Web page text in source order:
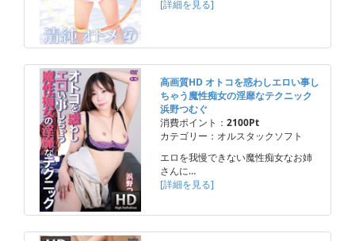
[詳細を見る]
高画質HD オトコを惑わしエロい事し
ちゃう魔性痴女の淫靡なテクニック
浜野つむぐ
消費ポイント： 2100Pt
カテゴリー：オルスタックソフト
エロを我慢できない魔性痴女なお姉
さんに…
[詳細を見る]